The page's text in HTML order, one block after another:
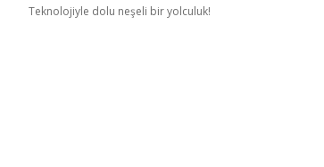
Teknolojiyle dolu neşeli bir yolculuk!